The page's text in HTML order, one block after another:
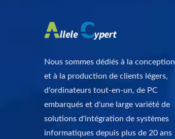
Nous sommes dédiés à la conception
et à la production de clients légers,
d'ordinateurs tout-en-un, de PC
embarqués et d'une large variété de
solutions d'intégration de systèmes
informatiques depuis plus de 20 ans